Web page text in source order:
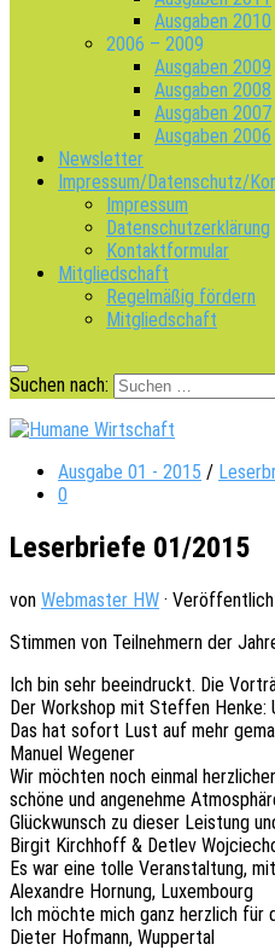
Ausgaben 2010
2006 – 2009
Ausgaben 2009
Ausgaben 2008
Ausgaben 2007
Ausgaben 2006
Newsletter
Impressum/Datenschutz/
Impressum
Datenschutzerklärung
Kontaktformular
Mitgliedschaft
Regelmäßig fördern
Mitgliedschaft
Suchen nach:
Ausgabe 01 - 2015 /
0
Leserbriefe 01/2015
von Webmaster HW ·
Stim­men von Teil­neh­mern der
Ich bin sehr beein­druckt. Die
Der Work­shop mit Stef­fen
Das hat sofort Lust auf mehr
Manuel Wegener
Wir möch­ten noch einmal
schöne und ange­neh­me
Glück­wunsch zu dieser Leis­tung
Birgit Kirch­hoff & Detlev
Es war eine tolle Veran­stal­tung,
Alex­and­re Hornung, Luxembourg
Ich möchte mich ganz herz­lich für
Dieter Hofmann, Wuppertal